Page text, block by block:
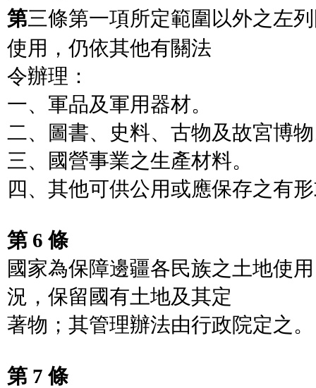
第三條第一項所定範圍以外之左
使用，仍依其他有關法
令辦理：
一、軍品及軍用器材。
二、圖書、史料、古物及故宮博
三、國營事業之生產材料。
四、其他可供公用或應保存之有
第 6 條
國家為保障邊疆各民族之土地使
況，保留國有土地及其定
著物；其管理辦法由行政院定之。
第 7 條